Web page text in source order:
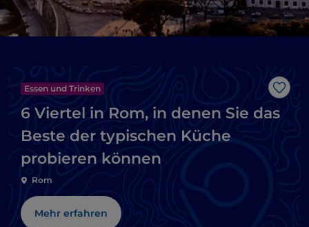
Like
Essen und Trinken
6 Viertel in Rom, in denen Sie das
Beste der typischen Küche
probieren können
Rom
Mehr erfahren